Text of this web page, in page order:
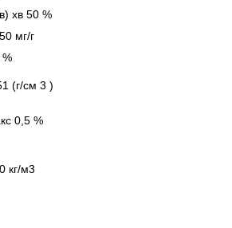
хв 50 %
мг/г
%
(г/см 3 )
0,5 %
кг/м3